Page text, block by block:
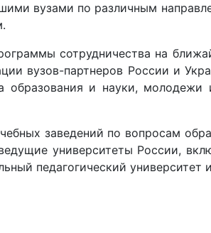
вузами по различным
сотрудничества на
вузов-партнеров России и
и науки, молодежи
заведений по вопросам
университеты России,
педагогический университет